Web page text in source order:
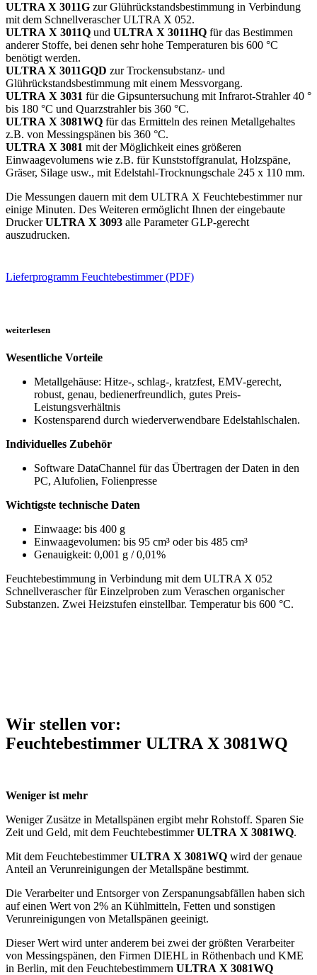
ULTRA X 3011G zur Glührückstandsbestimmung in Verbindung
mit dem Schnellverascher ULTRA X 052.
ULTRA X 3011Q und ULTRA X 3011HQ für das Bestimmen
anderer Stoffe, bei denen sehr hohe Temperaturen bis 600 °C
benötigt werden.
ULTRA X 3011GQD zur Trockensubstanz- und
Glührückstandsbestimmung mit einem Messvorgang.
ULTRA X 3031 für die Gipsuntersuchung mit Infrarot-Strahler 40 °
bis 180 °C und Quarzstrahler bis 360 °C.
ULTRA X 3081WQ für das Ermitteln des reinen Metallgehaltes
z.B. von Messingspänen bis 360 °C.
ULTRA X 3081 mit der Möglichkeit eines größeren
Einwaagevolumens wie z.B. für Kunststoffgranulat, Holzspäne,
Gräser, Silage usw., mit Edelstahl-Trocknungschale 245 x 110 mm.
Die Messungen dauern mit dem ULTRA X Feuchtebestimmer nur
einige Minuten. Des Weiteren ermöglicht Ihnen der eingebaute
DruckerULTRA X 3093 alle Parameter GLP-gerecht
auszudrucken.
Lieferprogramm Feuchtebestimmer (PDF)
weiterlesen
Wesentliche Vorteile
Metallgehäuse: Hitze-, schlag-, kratzfest, EMV-gerecht,
robust, genau, bedienerfreundlich, gutes Preis-
Leistungsverhältnis
Kostensparend durch wiederverwendbare Edelstahlschalen.
Individuelles Zubehör
Software DataChannel für das Übertragen der Daten in den
PC, Alufolien, Folienpresse
Wichtigste technische Daten
Einwaage: bis 400 g
Einwaagevolumen: bis 95 cm³ oder bis 485 cm³
Genauigkeit: 0,001 g / 0,01%
Feuchtebestimmung in Verbindung mit dem ULTRA X 052
Schnellverascher für Einzelproben zum Veraschen organischer
Substanzen. Zwei Heizstufen einstellbar. Temperatur bis 600 °C.
Wir stellen vor:
Feuchtebestimmer ULTRA X 3081WQ
Weniger ist mehr
Weniger Zusätze in Metallspänen ergibt mehr Rohstoff. Sparen Sie
Zeit und Geld, mit dem FeuchtebestimmerULTRA X 3081WQ.
Mit dem FeuchtebestimmerULTRA X 3081WQ wird der genaue
Anteil an Verunreinigungen der Metallspäne bestimmt.
Die Verarbeiter und Entsorger von Zerspanungsabfällen haben sich
auf einen Wert von 2% an Kühlmitteln, Fetten und sonstigen
Verunreinigungen von Metallspänen geeinigt.
Dieser Wert wird unter anderem bei zwei der größten Verarbeiter
von Messingspänen, den Firmen DIEHL in Röthenbach und KME
in Berlin, mit den Feuchtebestimmern ULTRA X 3081WQ